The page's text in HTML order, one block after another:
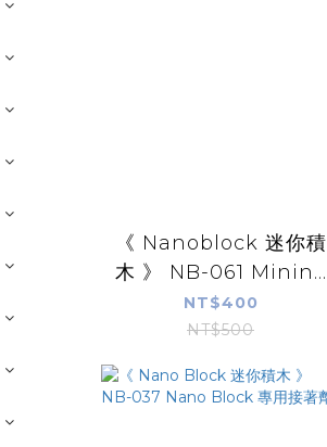
《 Nanoblock 迷你積
木 》 NB-061 Minin...
NT$400
NT$500